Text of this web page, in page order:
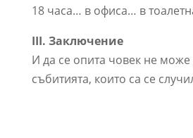
18 часа… в офиса… в
III. Заключение
И да се опита човек не може
събитията, които са се